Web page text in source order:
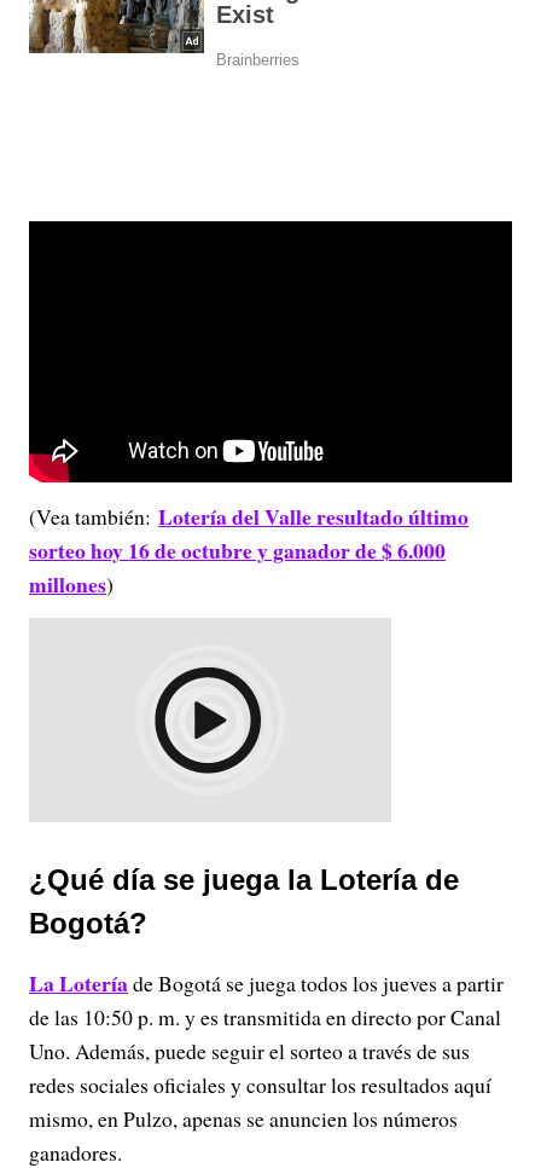
(Vea también: Lotería del Valle resultado último
sorteo hoy 16 de octubre y ganador de $ 6.000
millones)
¿Qué día se juega la Lotería de
Bogotá?
La Loteríade Bogotá se juega todos los jueves a partir
de las 10:50 p. m. y es transmitida en directo por Canal
Uno. Además, puede seguir el sorteo a través de sus
redes sociales oficiales y consultar los resultados aquí
mismo, en Pulzo, apenas se anuncien los números
ganadores.